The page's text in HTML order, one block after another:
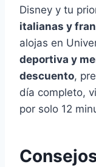
Disney y tu
italianas y
alojas en
deportiva y
descuento,
día completo,
por solo 12